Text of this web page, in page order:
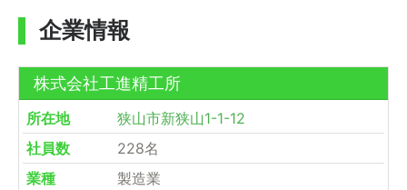
企業情報
株式会社工進精工所
所在地
狭山市新狭山1-1-12
社員数
228名
業種
製造業